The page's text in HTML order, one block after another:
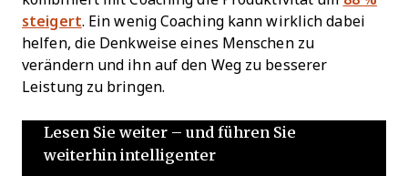
steigert. Ein wenig Coaching kann wirklich dabei
helfen, die Denkweise eines Menschen zu
verändern und ihn auf den Weg zu besserer
Leistung zu bringen.
Lesen Sie weiter – und führen Sie
weiterhin intelligenter